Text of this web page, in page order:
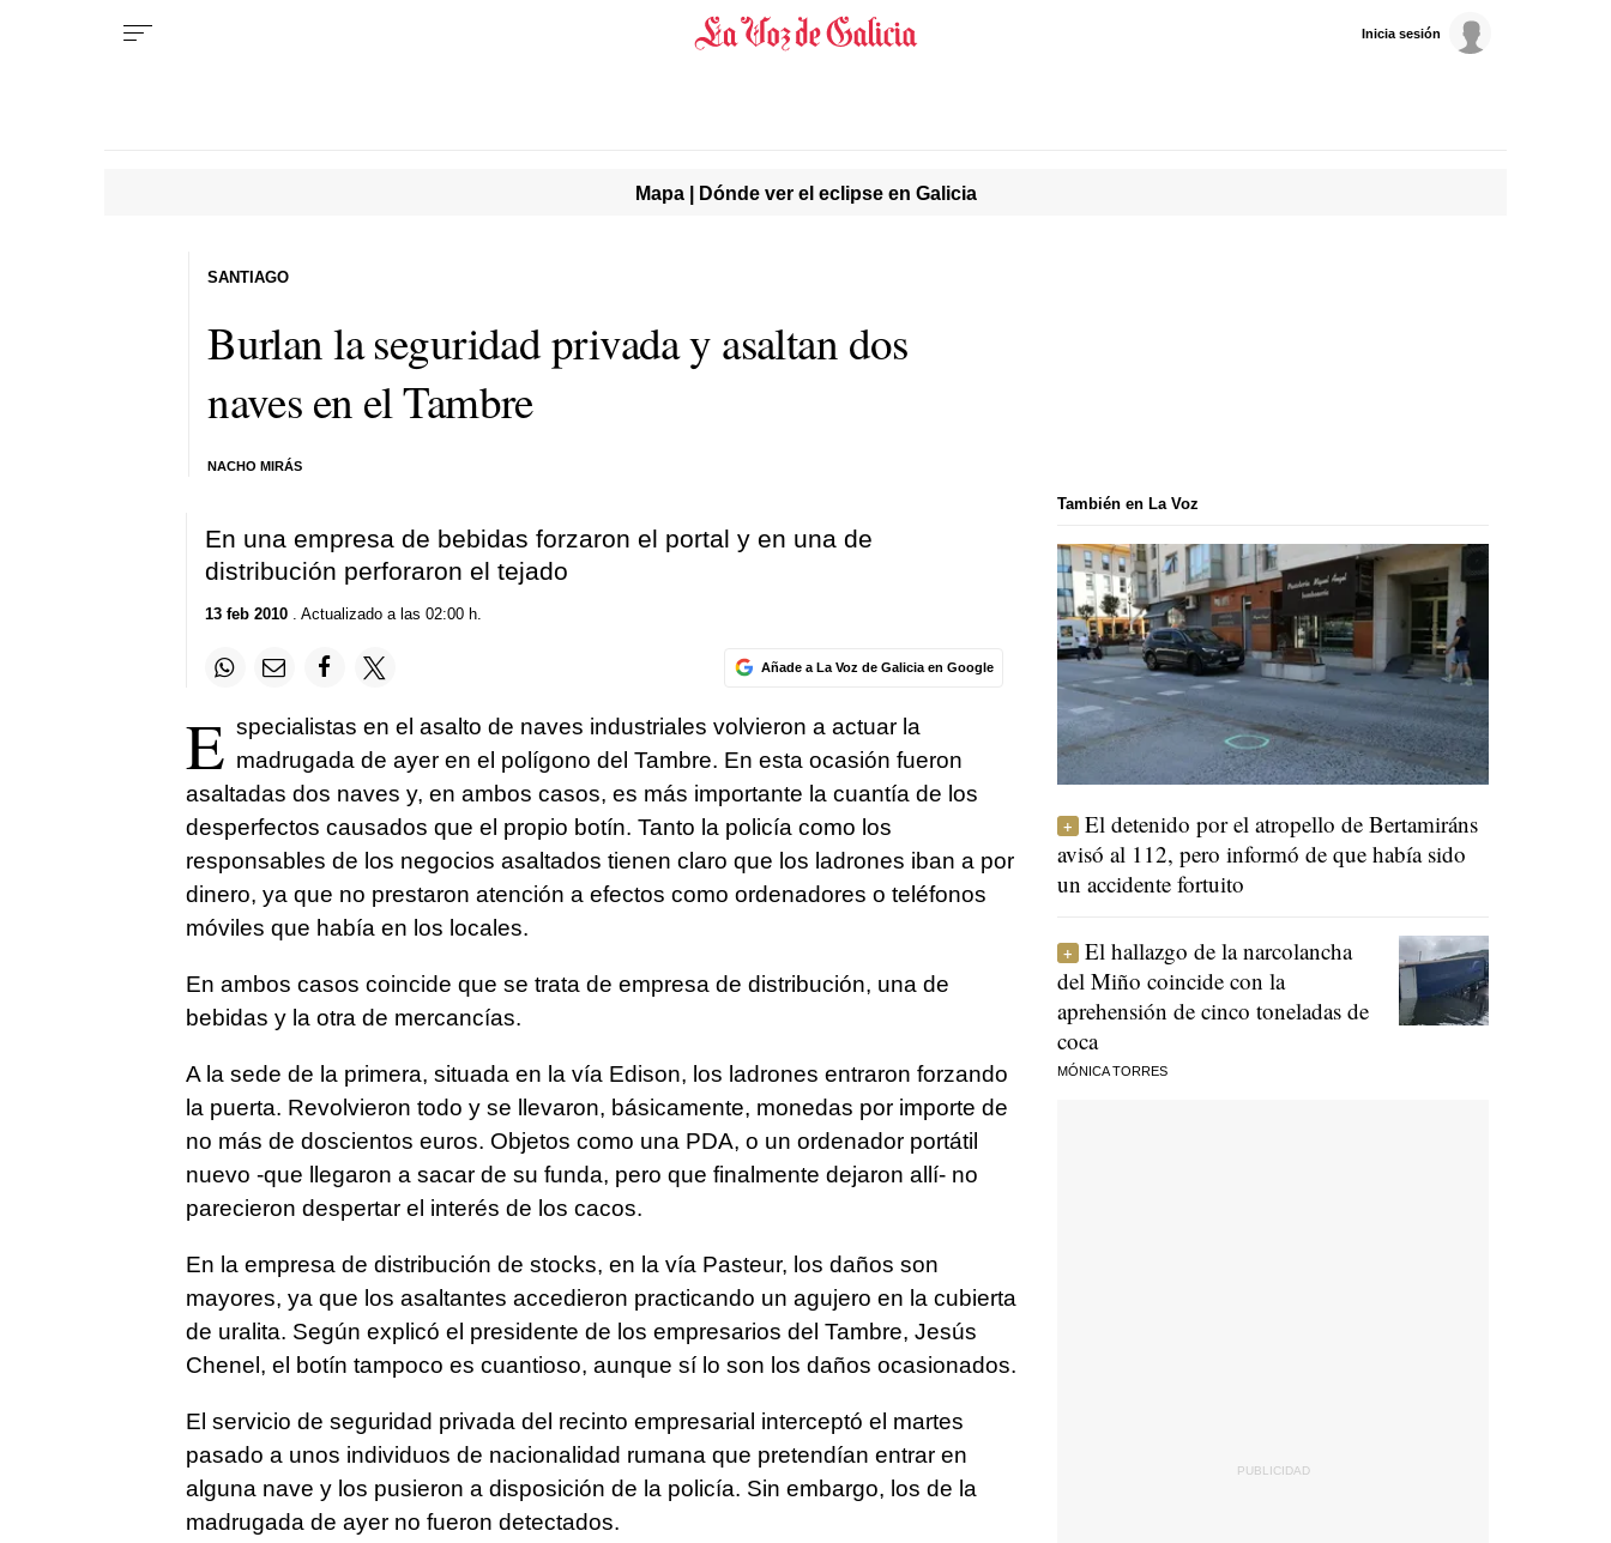
Inicia sesión
Mapa | Dónde ver el eclipse en Galicia
Burlan la seguridad privada y asaltan dos
naves en el Tambre
NACHO MIRÁS
SANTIAGO
En una empresa de bebidas forzaron el portal y en una de
distribución perforaron el tejado
13 feb 2010. Actualizado a las 02:00 h.
Añade a La Voz de Galicia en Google
E specialistas en el asalto de naves industriales volvieron a actuar la
madrugada de ayer en el polígono del Tambre. En esta ocasión fueron
asaltadas dos naves y, en ambos casos, es más importante la cuantía de los
desperfectos causados que el propio botín. Tanto la policía como los
responsables de los negocios asaltados tienen claro que los ladrones iban a por
dinero, ya que no prestaron atención a efectos como ordenadores o teléfonos
móviles que había en los locales.
En ambos casos coincide que se trata de empresa de distribución, una de
bebidas y la otra de mercancías.
A la sede de la primera, situada en la vía Edison, los ladrones entraron forzando
la puerta. Revolvieron todo y se llevaron, básicamente, monedas por importe de
no más de doscientos euros. Objetos como una PDA, o un ordenador portátil
nuevo -que llegaron a sacar de su funda, pero que finalmente dejaron allí- no
parecieron despertar el interés de los cacos.
En la empresa de distribución de stocks, en la vía Pasteur, los daños son
mayores, ya que los asaltantes accedieron practicando un agujero en la cubierta
de uralita. Según explicó el presidente de los empresarios del Tambre, Jesús
Chenel, el botín tampoco es cuantioso, aunque sí lo son los daños ocasionados.
El servicio de seguridad privada del recinto empresarial interceptó el martes
pasado a unos individuos de nacionalidad rumana que pretendían entrar en
alguna nave y los pusieron a disposición de la policía. Sin embargo, los de la
madrugada de ayer no fueron detectados.
También en La Voz
El detenido por el atropello de Bertamiráns
avisó al 112, pero informó de que había sido
un accidente fortuito
El hallazgo de la narcolancha
del Miño coincide con la
aprehensión de cinco toneladas de
coca
MÓNICA TORRES